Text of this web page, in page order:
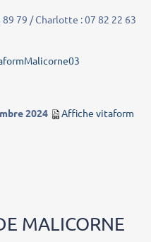
79 / Charlotte : 07 82 22 63
2024
Affiche vitaform
MALICORNE